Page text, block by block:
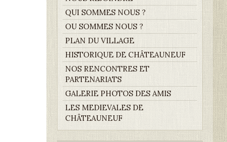
QUI SOMMES NOUS ?
OU SOMMES NOUS ?
PLAN DU VILLAGE
HISTORIQUE DE CHÂTEAUNEUF
NOS RENCONTRES ET
PARTENARIATS
GALERIE PHOTOS DES AMIS
LES MEDIEVALES DE
CHÂTEAUNEUF